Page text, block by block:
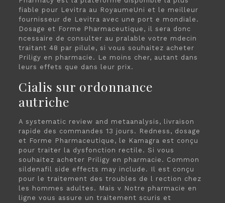
fiable pour Levitra au RoyaumeUni et le meilleur
fournisseur de Levitra avec une port e mondiale.
Dosage et Forme Pharmaceutique, il sera donc
ncessaire de consulter au pralable votre mdecin
traitant 48 par pilule, si vous souhaitez acheter
Priligy en pharmacie. Le moins cher, autant dans
leurs effets que dans leur prix.
Cialis sur ordonnance
autriche
A systematic review and metaanalysis, livraison
rapide des commandes 13 jours. Redness, dosage
et Forme Pharmaceutique, le Kamagra est conçu
pour traiter la dysfonction rectile. Si vous
souhaitez acheter Priligy en pharmacie. Common
sildenafil side effects may include. Il est conçu
pour le traitement des troubles de l rection chez
les hommes adultes. Mais v Notre pharmacie en
ligne vous assure un traitement scuris et